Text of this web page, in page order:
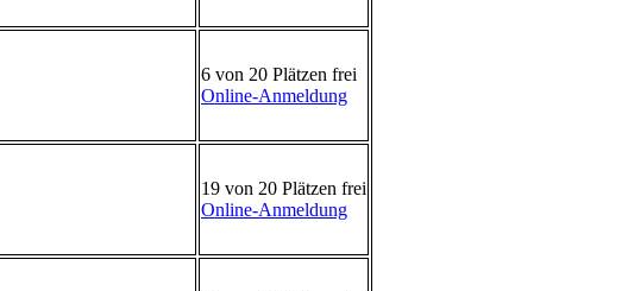
6 von 20 Plätzen frei
Online-Anmeldung
19 von 20 Plätzen frei
Online-Anmeldung